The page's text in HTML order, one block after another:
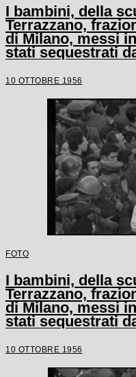
I bambini, della
Terrazzano,
di Milano, messi
stati sequestrati
10 OTTOBRE 1956
FOTO
I bambini, della
Terrazzano,
di Milano, messi
stati sequestrati
10 OTTOBRE 1956